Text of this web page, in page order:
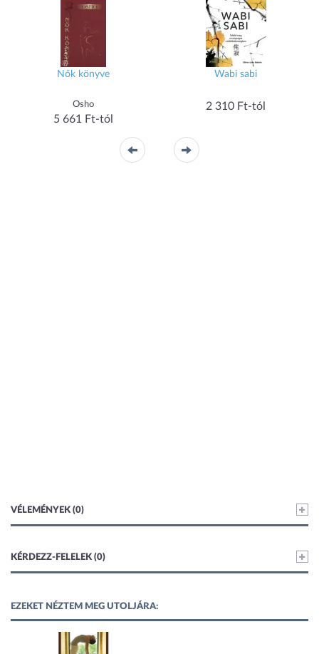
Nők könyve
Osho
5 661 Ft-tól
Wabi sabi
2 310 Ft-tól
VÉLEMÉNYEK (0)
KÉRDEZZ-FELELEK (0)
EZEKET NÉZTEM MEG UTOLJÁRA: